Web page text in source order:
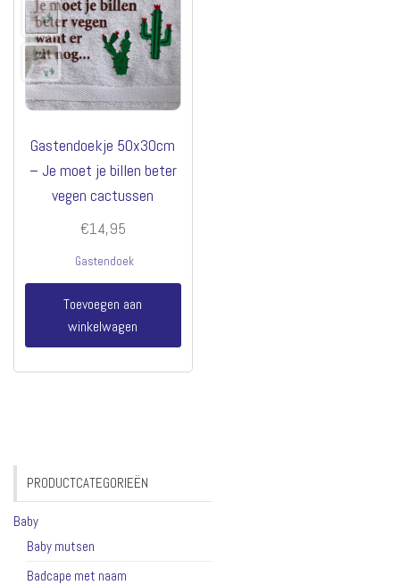
Gastendoekje 50x30cm
– Je moet je billen beter
vegen cactussen
€14,95
Gastendoek
Toevoegen aan
winkelwagen
PRODUCTCATEGORIEËN
Baby
Baby mutsen
Badcape met naam